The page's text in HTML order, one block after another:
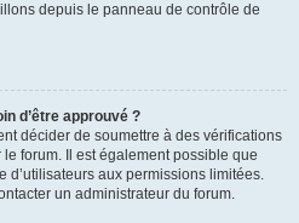
depuis le panneau de contrôle de
d’être approuvé ?
décider de soumettre à des vérifications
forum. Il est également possible que
d’utilisateurs aux permissions limitées.
un administrateur du forum.